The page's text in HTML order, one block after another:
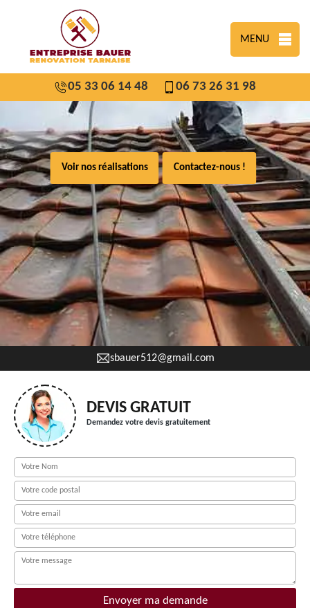
MENU
05 33 06 14 48 06 73 26 31 98
Voir nos réalisations Contactez-nous !
sbauer512@gmail.com
DEVIS GRATUIT
Demandez votre devis gratuitement